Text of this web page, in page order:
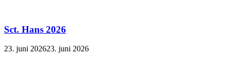
Sct. Hans 2026
23. juni 202623. juni 2026